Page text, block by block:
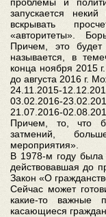
запускается
вскрывать
«авторитеты».
Причем, это
называется, в
конца ноября 2015
до августа 2016 г.
24.11.2015-
03.02.2016-
21.07.2016-
Причем, то, что
затмений,
мероприятия».
В 1978-м году была
действовавшая до
Закон «О
Сейчас может
какие-то важные
касающиеся